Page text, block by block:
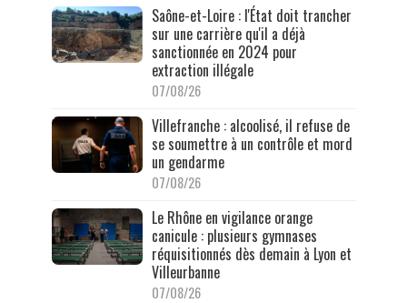
Saône-et-Loire : l'État doit trancher
sur une carrière qu'il a déjà
sanctionnée en 2024 pour
extraction illégale
07/08/26
Villefranche : alcoolisé, il refuse de
se soumettre à un contrôle et mord
un gendarme
07/08/26
Le Rhône en vigilance orange
canicule : plusieurs gymnases
réquisitionnés dès demain à Lyon et
Villeurbanne
07/08/26